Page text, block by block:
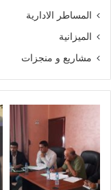
المساطر الادارية
الميزانية
مشاريع و منجزات